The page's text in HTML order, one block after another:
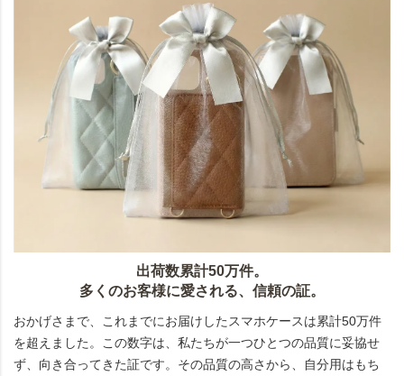
出荷数累計50万件。
多くのお客様に愛される、信頼の証。
おかげさまで、これまでにお届けしたスマホケースは累計50万件
を超えました。この数字は、私たちが一つひとつの品質に妥協せ
ず、向き合ってきた証です。その品質の高さから、自分用はもち